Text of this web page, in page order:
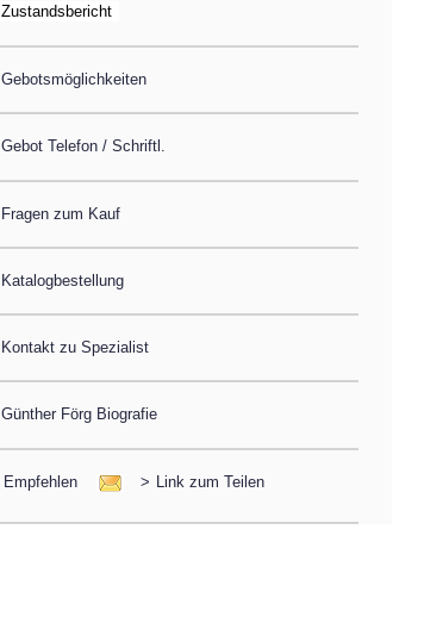
Gebotsmöglichkeiten
Gebot Telefon / Schriftl.
Fragen zum Kauf
Katalogbestellung
Kontakt zu Spezialist
Günther Förg Biografie
Empfehlen > Link zum Teilen